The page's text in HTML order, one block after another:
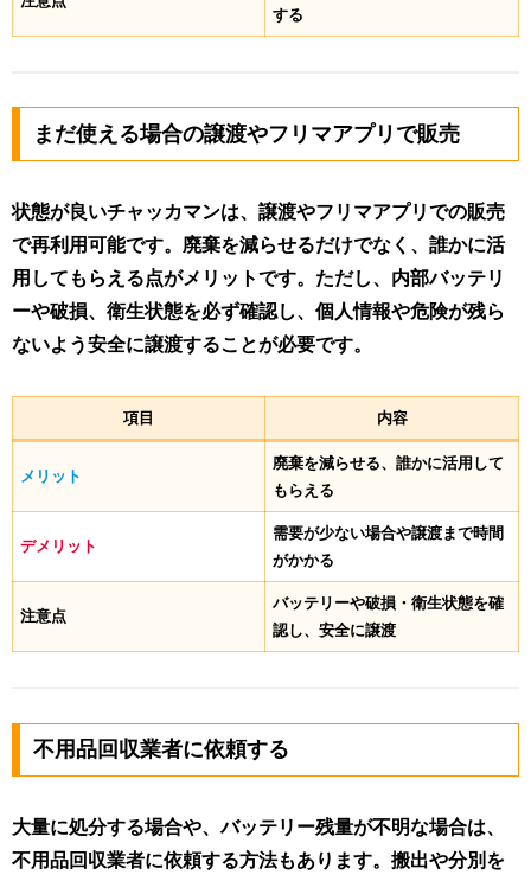
する
まだ使える場合の譲渡やフリマアプリで販売
状態が良いチャッカマンは、譲渡やフリマアプリでの販売
で再利用可能です。廃棄を減らせるだけでなく、誰かに活
用してもらえる点がメリットです。ただし、内部バッテリ
ーや破損、衛生状態を必ず確認し、個人情報や危険が残ら
ないよう安全に譲渡することが必要です。
項目 内容
メリット
廃棄を減らせる、誰かに活用して
もらえる
デメリット
需要が少ない場合や譲渡まで時間
がかかる
注意点
バッテリーや破損・衛生状態を確
認し、安全に譲渡
不用品回収業者に依頼する
大量に処分する場合や、バッテリー残量が不明な場合は、
不用品回収業者に依頼する方法もあります。搬出や分別を